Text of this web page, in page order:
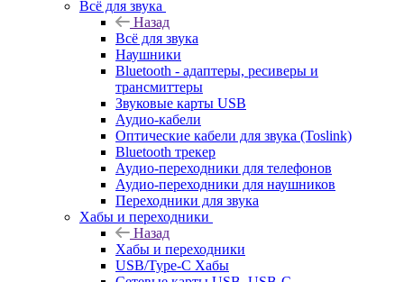
Всё для звука
Назад
Всё для звука
Наушники
Bluetooth - адаптеры, ресиверы и
трансмиттеры
Звуковые карты USB
Аудио-кабели
Оптические кабели для звука (Toslink)
Bluetooth трекер
Аудио-переходники для телефонов
Аудио-переходники для наушников
Переходники для звука
Хабы и переходники
Назад
Хабы и переходники
USB/Type-C Хабы